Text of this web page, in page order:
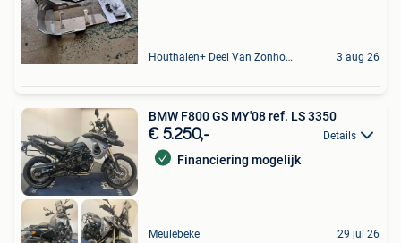
Houthalen+ Deel Van Zonhoven En Zolder 3 aug 26
BMW F800 GS MY'08 ref. LS 3350
€ 5.250,- Details
Financiering mogelijk
Meulebeke 29 jul 26